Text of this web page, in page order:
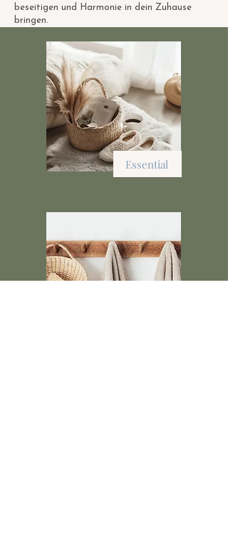
beseitigen und Harmonie in dein Zuhause
bringen.
Essential